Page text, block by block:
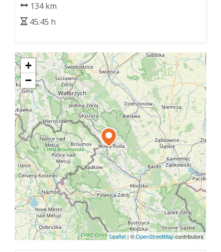
134 km
45:45 h
+
−
Leaflet | ©OpenStreetMapcontributors